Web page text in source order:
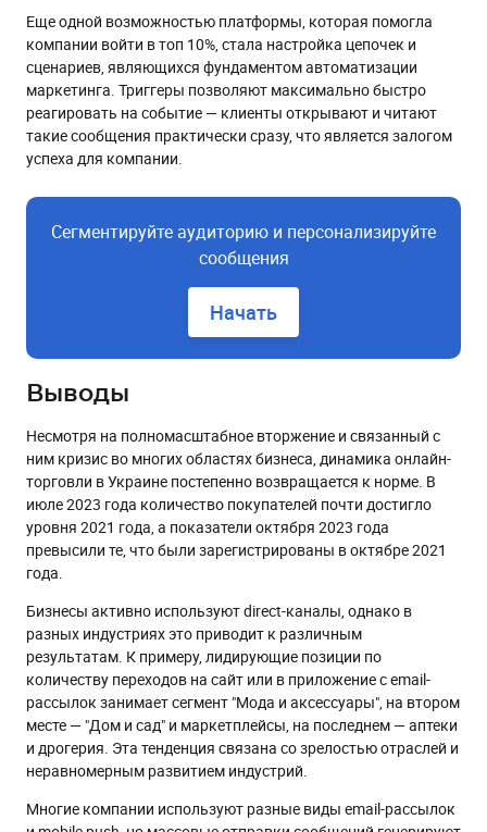
Еще одной возможностью платформы, которая помогла
компании войти в топ 10%, стала настройка цепочек и
сценариев, являющихся фундаментом автоматизации
маркетинга. Триггеры позволяют максимально быстро
реагировать на событие — клиенты открывают и читают
такие сообщения практически сразу, что является залогом
успеха для компании.
Сегментируйте аудиторию и персонализируйте
сообщения
Начать
Выводы
Несмотря на полномасштабное вторжение и связанный с
ним кризис во многих областях бизнеса, динамика онлайн-
торговли в Украине постепенно возвращается к норме. В
июле 2023 года количество покупателей почти достигло
уровня 2021 года, а показатели октября 2023 года
превысили те, что были зарегистрированы в октябре 2021
года.
Бизнесы активно используют direct-каналы, однако в
разных индустриях это приводит к различным
результатам. К примеру, лидирующие позиции по
количеству переходов на сайт или в приложение с email-
рассылок занимает сегмент "Мода и аксессуары", на втором
месте — "Дом и сад" и маркетплейсы, на последнем — аптеки
и дрогерия. Эта тенденция связана со зрелостью отраслей и
неравномерным развитием индустрий.
Многие компании используют разные виды email-рассылок